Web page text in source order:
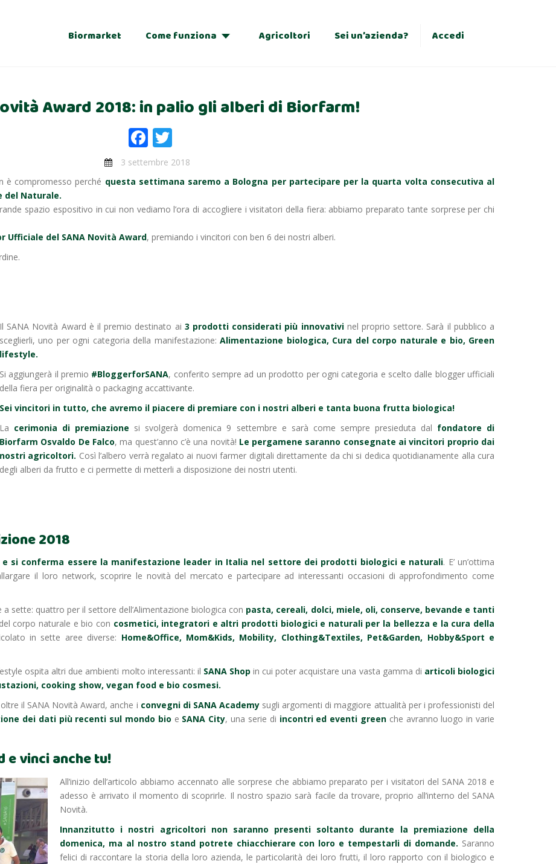
Biormarket Come funziona
Regalo
Agricoltori Sei un’azienda? Accedi
Award 2018: in palio gli alberi di Biorfarm!
Facebook
3 settembre 2018
è compromesso perché questa settimana saremo a Bologna per partecipare per la quarta volta consecutiva al
del Naturale.
spazio espositivo in cui non vediamo l’ora di accogliere i visitatori della fiera: abbiamo preparato tante sorprese per chi
Ufficiale del SANA Novità Award, premiando i vincitori con ben 6 dei nostri alberi.
Il SANA Novità Award è il premio destinato ai 3 prodotti considerati più innovativinel proprio settore. Sarà il pubblico a
sceglierli, uno per ogni categoria della manifestazione:Alimentazione biologica, Cura del corpo naturale e bio, Green
lifestyle.
Si aggiungerà il premio #BloggerforSANA, conferito sempre ad un prodotto per ogni categoria e scelto dalle blogger ufficiali
della fiera per originalità o packaging accattivante.
Sei vincitori in tutto, che avremo il piacere di premiare con i nostri alberi e tanta buona frutta biologica!
La cerimonia di premiazione si svolgerà domenica 9 settembre e sarà come sempre presieduta dal fondatore di
Biorfarm Osvaldo De Falco, ma quest’anno c’è una novità! Le pergamene saranno consegnate ai vincitori proprio dai
nostri agricoltori. Così l’albero verrà regalato ai nuovi farmer digitali direttamente da chi si dedica quotidianamente alla cura
degli alberi da frutto e ci permette di metterli a disposizione dei nostri utenti.
2018
e si conferma essere la manifestazione leader in Italia nel settore dei prodotti biologici e naturali. E’ un’ottima
il loro network, scoprire le novità del mercato e partecipare ad interessanti occasioni di approfondimento come
sette: quattro per il settore dell’Alimentazione biologica con pasta, cereali, dolci, miele, oli, conserve, bevande e tanti
corpo naturale e bio con cosmetici, integratori e altri prodotti biologici e naturali per la bellezza e la cura della
in sette aree diverse: Home&Office, Mom&Kids, Mobility, Clothing&Textiles, Pet&Garden, Hobby&Sport e
ospita altri due ambienti molto interessanti: il SANA Shop in cui poter acquistare una vasta gamma di articoli biologici
cooking show, vegan food e bio cosmesi.
il SANA Novità Award, anche i convegni di SANA Academy sugli argomenti di maggiore attualità per i professionisti del
dei dati più recenti sul mondo bio e SANA City, una serie di incontri ed eventi green che avranno luogo in varie
vinci anche tu!
All’inizio dell’articolo abbiamo accennato alle sorprese che abbiamo preparato per i visitatori del SANA 2018 e
adesso è arrivato il momento di scoprirle. Il nostro spazio sarà facile da trovare, proprio all’interno del SANA
Novità.
Innanzitutto i nostri agricoltori non saranno presenti soltanto durante la premiazione della
domenica, ma al nostro stand potrete chiacchierare con loro e tempestarli di domande. Saranno
felici di raccontare la storia della loro azienda, le particolarità dei loro frutti, il loro rapporto con il biologico e